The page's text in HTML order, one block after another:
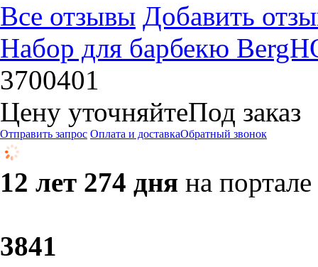
Все отзывы Добавить
Набор для барбекю
3700401
Цену уточняйтеПод заказ
Отправить запрос Оплата и доставкаОбратный звонок
12 лет 274 дня на портале
3841